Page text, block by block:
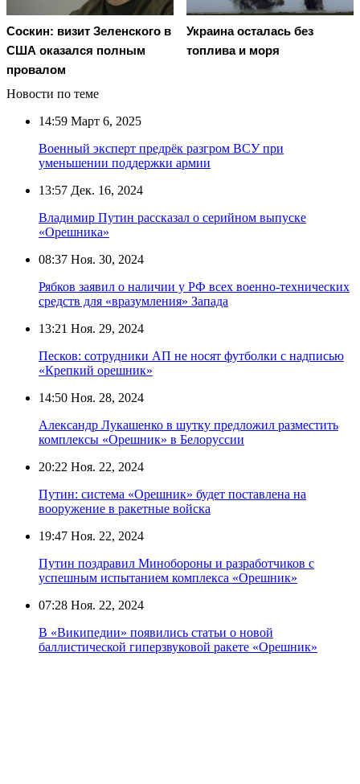
Соскин: визит Зеленского в
США оказался полным
провалом
Украина осталась без
топлива и моря
Новости по теме
14:59 Март 6, 2025
Военный эксперт предрёк разгром ВСУ при
уменьшении поддержки армии
13:57 Дек. 16, 2024
Владимир Путин рассказал о серийном выпуске
«Орешника»
08:37 Ноя. 30, 2024
Рябков заявил о наличии у РФ всех военно-технических
средств для «вразумления» Запада
13:21 Ноя. 29, 2024
Песков: сотрудники АП не носят футболки с надписью
«Крепкий орешник»
14:50 Ноя. 28, 2024
Александр Лукашенко в шутку предложил разместить
комплексы «Орешник» в Белоруссии
20:22 Ноя. 22, 2024
Путин: система «Орешник» будет поставлена на
вооружение в ракетные войска
19:47 Ноя. 22, 2024
Путин поздравил Минобороны и разработчиков с
успешным испытанием комплекса «Орешник»
07:28 Ноя. 22, 2024
В «Википедии» появились статьи о новой
баллистической гиперзвуковой ракете «Орешник»